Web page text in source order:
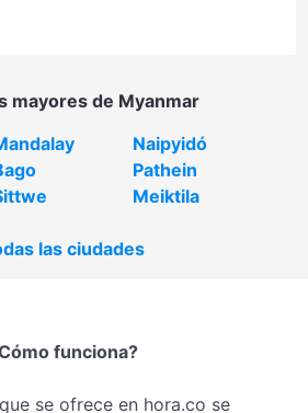
mayores de Myanmar
Naipyidó
Pathein
Meiktila
las ciudades
funciona?
se ofrece en hora.co se